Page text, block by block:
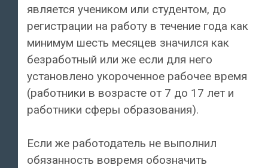
является учеником или студентом, до
регистрации на работу в течение года как
минимум шесть месяцев значился как
безработный или же если для него
установлено укороченное рабочее время
(работники в возрасте от 7 до 17 лет и
работники сферы образования).
Если же работодатель не выполнил
обязанность вовремя обозначить